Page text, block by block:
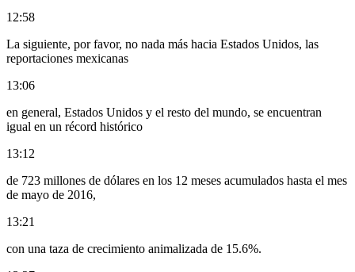
12:58
La siguiente, por favor, no nada más hacia Estados Unidos, las
reportaciones mexicanas
13:06
en general, Estados Unidos y el resto del mundo, se encuentran
igual en un récord histórico
13:12
de 723 millones de dólares en los 12 meses acumulados hasta el mes
de mayo de 2016,
13:21
con una taza de crecimiento animalizada de 15.6%.